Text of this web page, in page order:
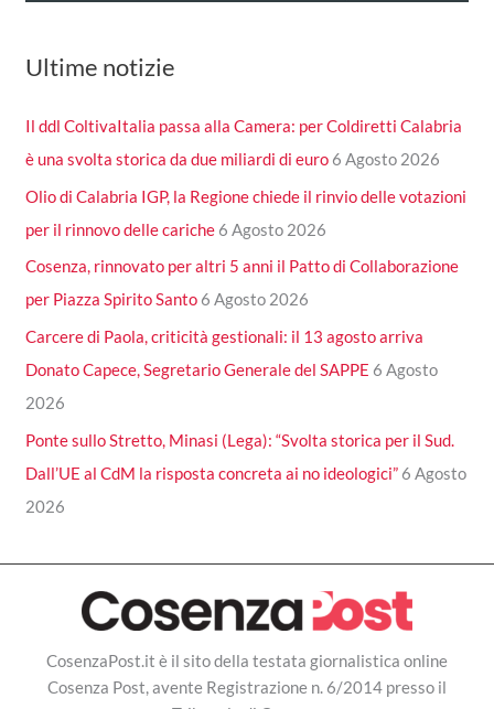
Ultime notizie
Il ddl ColtivaItalia passa alla Camera: per Coldiretti Calabria
è una svolta storica da due miliardi di euro 6 Agosto 2026
Olio di Calabria IGP, la Regione chiede il rinvio delle votazioni
per il rinnovo delle cariche 6 Agosto 2026
Cosenza, rinnovato per altri 5 anni il Patto di Collaborazione
per Piazza Spirito Santo 6 Agosto 2026
Carcere di Paola, criticità gestionali: il 13 agosto arriva
Donato Capece, Segretario Generale del SAPPE 6 Agosto
2026
Ponte sullo Stretto, Minasi (Lega): “Svolta storica per il Sud.
Dall’UE al CdM la risposta concreta ai no ideologici” 6 Agosto
2026
CosenzaPost.it è il sito della testata giornalistica online
Cosenza Post, avente Registrazione n. 6/2014 presso il